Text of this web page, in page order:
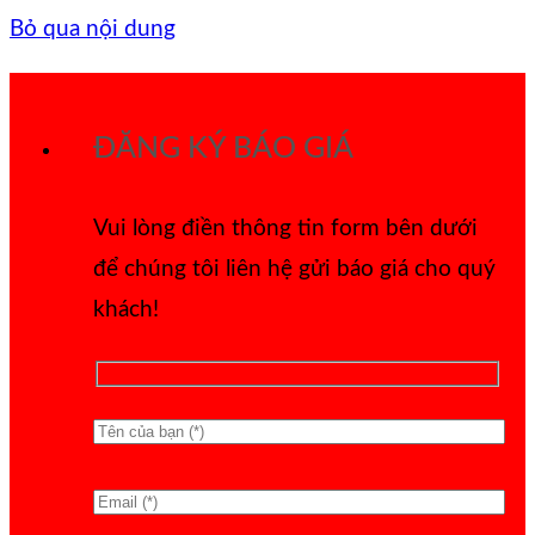
Bỏ qua nội dung
ĐĂNG KÝ BÁO GIÁ
Vui lòng điền thông tin form bên dưới
để chúng tôi liên hệ gửi báo giá cho quý
khách!